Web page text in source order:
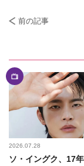
前の記事
2026.07.28
ソ・イングク、17